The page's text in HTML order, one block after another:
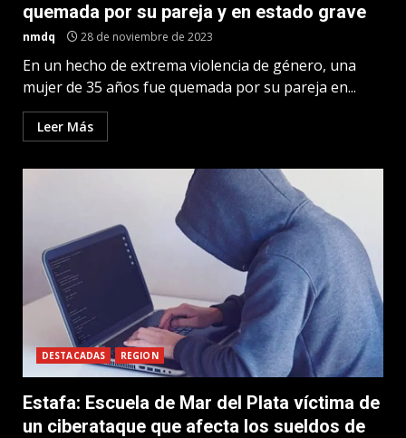
quemada por su pareja y en estado grave
nmdq 28 de noviembre de 2023
En un hecho de extrema violencia de género, una
mujer de 35 años fue quemada por su pareja en...
Leer Más
DESTACADAS REGION
Estafa: Escuela de Mar del Plata víctima de
un ciberataque que afecta los sueldos de